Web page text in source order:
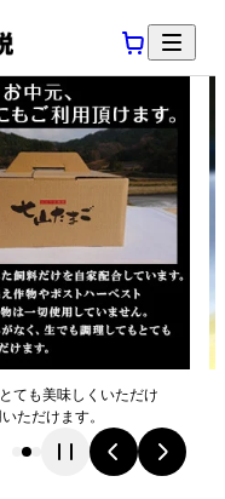
ても美味しくいただけ
ただけます。